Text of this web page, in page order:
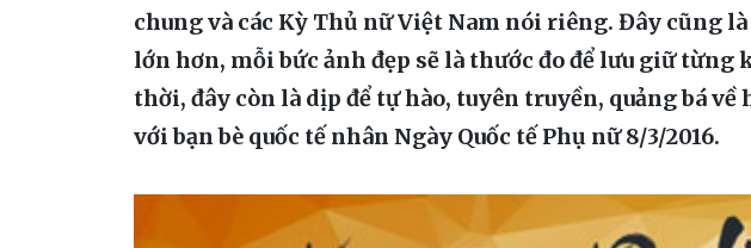
chung và các Kỳ Thủ nữ Việt Nam nói riêng. Đây cũng
lớn hơn, mỗi bức ảnh đẹp sẽ là thước đo để lưu giữ
thời, đây còn là dịp để tự hào, tuyên truyền, quảng bá
với bạn bè quốc tế nhân Ngày Quốc tế Phụ nữ 8/3/2016.